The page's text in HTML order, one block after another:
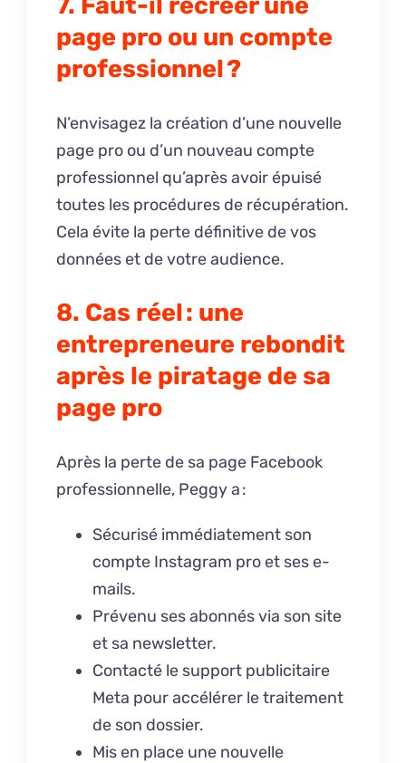
page pro ou un compte
professionnel ?
N’envisagez la création d’une nouvelle
page pro ou d’un nouveau compte
professionnel qu’après avoir épuisé
toutes les procédures de récupération.
Cela évite la perte définitive de vos
données et de votre audience.
8. Cas réel : une
entrepreneure rebondit
après le piratage de sa
page pro
Après la perte de sa page Facebook
professionnelle, Peggy a :
Sécurisé immédiatement son
compte Instagram pro et ses e-
mails.
Prévenu ses abonnés via son site
et sa newsletter.
Contacté le support publicitaire
Meta pour accélérer le traitement
de son dossier.
Mis en place une nouvelle